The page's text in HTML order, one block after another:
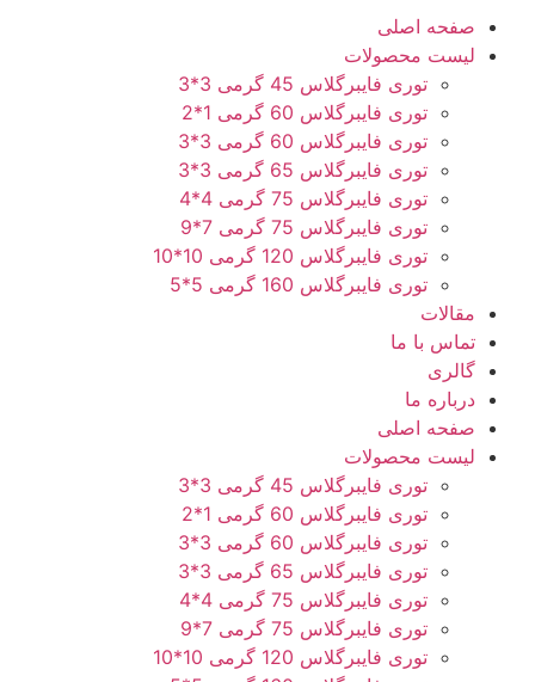
صفحه اصلی
لیست محصولات
توری فایبرگلاس 45 گرمی 3*3
توری فایبرگلاس 60 گرمی 1*2
توری فایبرگلاس 60 گرمی 3*3
توری فایبرگلاس 65 گرمی 3*3
توری فایبرگلاس 75 گرمی 4*4
توری فایبرگلاس 75 گرمی 7*9
توری فایبرگلاس 120 گرمی 10*10
توری فایبرگلاس 160 گرمی 5*5
مقالات
تماس با ما
گالری
درباره ما
صفحه اصلی
لیست محصولات
توری فایبرگلاس 45 گرمی 3*3
توری فایبرگلاس 60 گرمی 1*2
توری فایبرگلاس 60 گرمی 3*3
توری فایبرگلاس 65 گرمی 3*3
توری فایبرگلاس 75 گرمی 4*4
توری فایبرگلاس 75 گرمی 7*9
توری فایبرگلاس 120 گرمی 10*10